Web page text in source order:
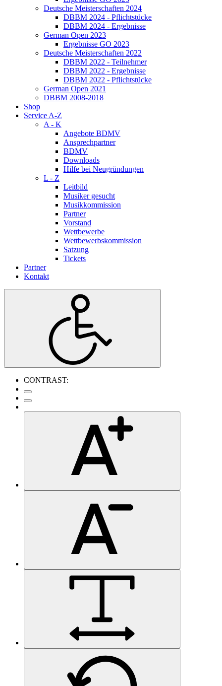
Deutsche Meisterschaften 2024
DBBM 2024 - Pflichtstücke
DBBM 2024 - Ergebnisse
German Open 2023
Ergebnisse GO 2023
Deutsche Meisterschaften 2022
DBBM 2022 - Teilnehmer
DBBM 2022 - Ergebnisse
DBBM 2022 - Pflichtstücke
German Open 2021
DBBM 2008-2018
Shop
Service A-Z
A - K
Angebote BDMV
Ansprechpartner
BDMV
Downloads
Hilfe bei Neugründungen
L - Z
Leitbild
Musiker gesucht
Musikkommission
Partner
Vorstand
Wettbewerbe
Wettbewerbskommission
Satzung
Tickets
Partner
Kontakt
CONTRAST: